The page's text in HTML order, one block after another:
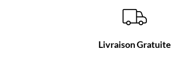
Livraison Gratuite